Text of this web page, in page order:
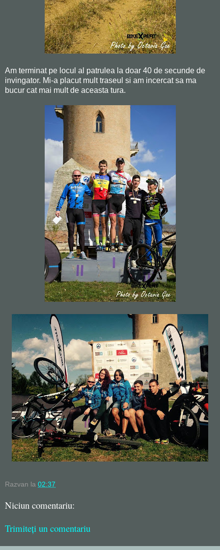
Am terminat pe locul al patrulea la doar 40 de secunde de
invingator. Mi-a placut mult traseul si am incercat sa ma
bucur cat mai mult de aceasta tura.
Razvan la 02:37
Niciun comentariu:
Trimiteți un comentariu